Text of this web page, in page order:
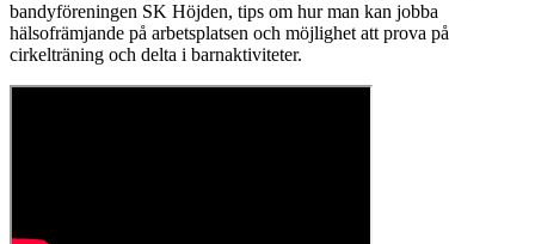
bandyföreningen SK Höjden, tips om hur man kan jobba
hälsofrämjande på arbetsplatsen och möjlighet att prova på
cirkelträning och delta i barnaktiviteter.